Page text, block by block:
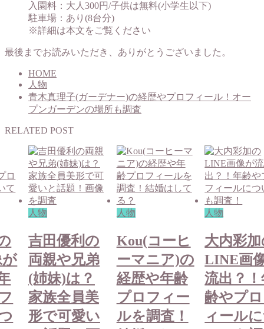
入園料：大人300円/子供は無料(小学生以下)
駐車場：あり(8台分)
※詳細は本文をご覧ください
最後までお読みいただき、ありがとうございました。
HOME
人物
青木真理子(ガーデナー)の経歴やプロフィール！オー
プンガーデンの場所も調査
RELATED POST
人物
吉田優利の
両親や兄弟
(姉妹)は？
家族全員美
形で可愛い
人物
Kou(コーヒ
ーマニア)の
経歴や年齢
プロフィー
ルを調査！
人物
大内彩
LINE画
流出？
齢やプ
ィール